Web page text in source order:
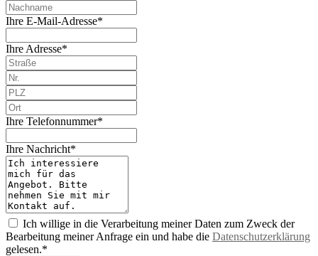
Ihre E-Mail-Adresse*
Ihre Adresse*
Ihre Telefonnummer*
Ihre Nachricht*
Ich willige in die Verarbeitung meiner Daten zum Zweck der
Bearbeitung meiner Anfrage ein und habe die Datenschutzerklärung
gelesen.*